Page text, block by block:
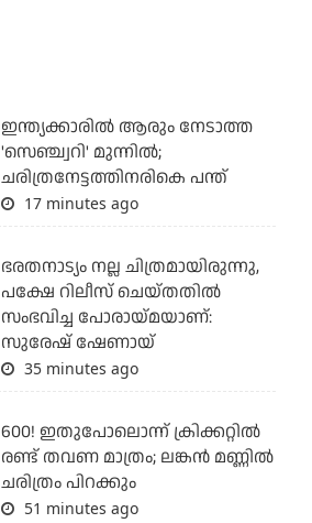
ഇന്ത്യക്കാരില്‍ ആരും നേടാത്ത
'സെഞ്ച്വറി' മുന്നില്‍;
ചരിത്രനേട്ടത്തിനരികെ പന്ത്
17 minutes ago
ഭരതനാട്യം നല്ല ചിത്രമായിരുന്നു,
പക്ഷേ റിലീസ് ചെയ്തതില്‍
സംഭവിച്ച പോരായ്മയാണ്:
സുരേഷ് ഷേണായ്
35 minutes ago
600! ഇതുപോലൊന്ന് ക്രിക്കറ്റില്‍
രണ്ട് തവണ മാത്രം; ലങ്കന്‍ മണ്ണില്‍
ചരിത്രം പിറക്കും
51 minutes ago